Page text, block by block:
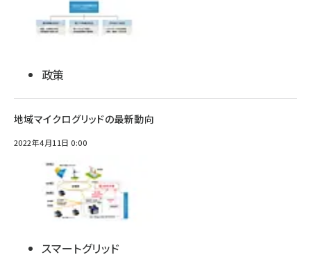
政策
地域マイクログリッドの最新動向
2022年4月11日 0:00
スマートグリッド